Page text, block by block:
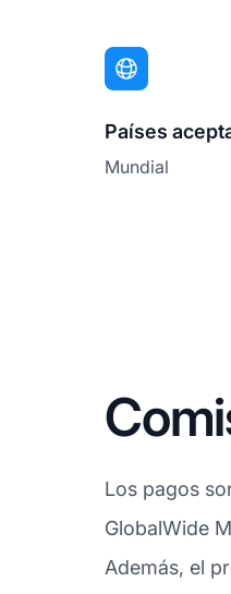
Países
Mundial
Los pagos
GlobalWide
Además, el